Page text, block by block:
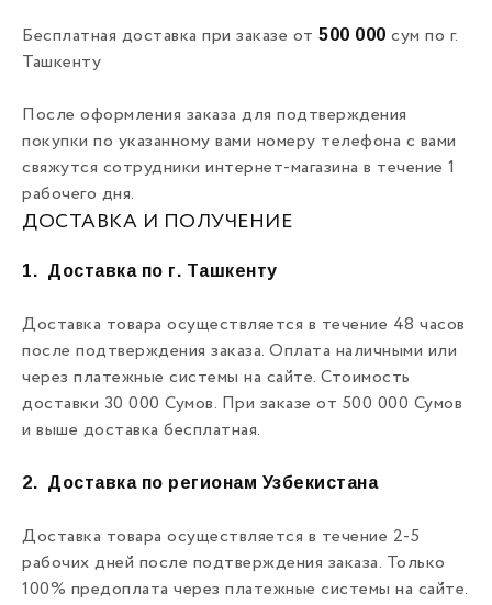
Бесплатная доставка при заказе от 500 000 сум по г.
Ташкенту
После оформления заказа для подтверждения
покупки по указанному вами номеру телефона с вами
свяжутся сотрудники интернет-магазина в течение 1
рабочего дня.
ДОСТАВКА И ПОЛУЧЕНИЕ
1. Доставка по г. Ташкенту
Доставка товара осуществляется в течение 48 часов
после подтверждения заказа. Оплата наличными или
через платежные системы на сайте. Стоимость
доставки 30 000 Сумов. При заказе от 500 000 Сумов
и выше доставка бесплатная.
2. Доставка по регионам Узбекистана
Доставка товара осуществляется в течение 2-5
рабочих дней после подтверждения заказа. Только
100% предоплата через платежные системы на сайте.